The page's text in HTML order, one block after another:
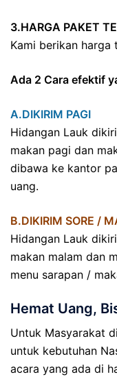
3.HARGA PAKET
Kami berikan harga
Ada 2 Cara efektif
A.DIKIRIM PAGI
Hidangan Lauk
makan pagi dan
dibawa ke kantor
uang.
B.DIKIRIM SORE /
Hidangan Lauk
makan malam dan
menu sarapan /
Hemat Uang,
Untuk Masyarakat
untuk kebutuhan
acara yang ada di